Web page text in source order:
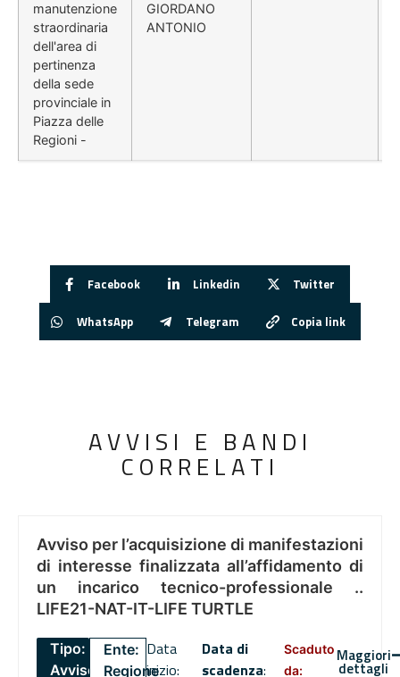
manutenzione
straordinaria
dell'area di
pertinenza
della sede
provinciale in
Piazza delle
Regioni -
GIORDANO
ANTONIO
Facebook Linkedin Twitter
WhatsApp Telegram Copia link
AVVISI E BANDI
CORRELATI
Avviso per l’acquisizione di manifestazioni
di interesse finalizzata all’affidamento di
un incarico tecnico-professionale ..
LIFE21-NAT-IT-LIFE TURTLE
Tipo:
Avviso
Ente:
Regione
Data
inizio:
Data di
scadenza:
Scaduto
da:
Maggiori
dettagli